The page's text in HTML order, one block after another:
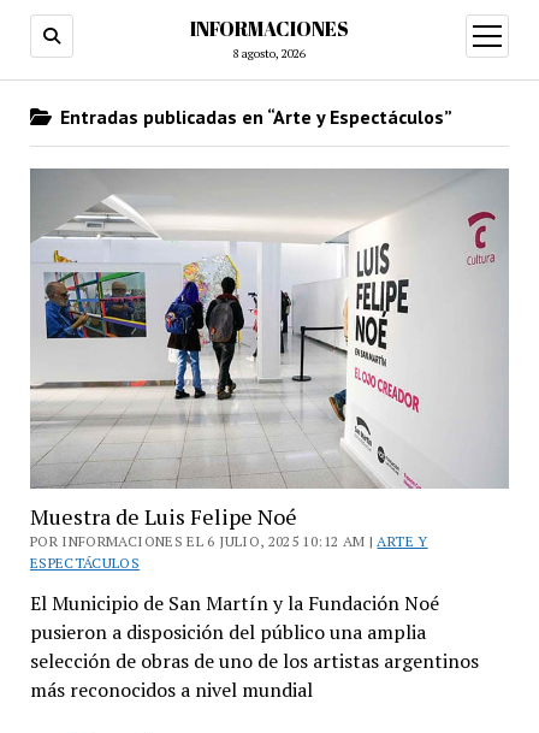
INFORMACIONES
8 agosto, 2026
abrir
menú
Entradas publicadas en “Arte y Espectáculos”
Muestra de Luis Felipe Noé
POR INFORMACIONES EL 6 JULIO, 2025 10:12 AM | ARTE Y
ESPECTÁCULOS
El Municipio de San Martín y la Fundación Noé
pusieron a disposición del público una amplia
selección de obras de uno de los artistas argentinos
más reconocidos a nivel mundial